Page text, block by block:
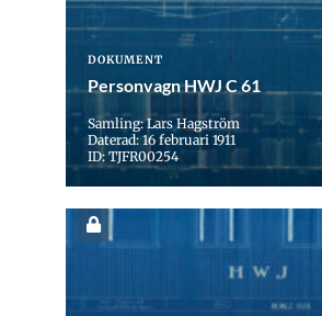
DOKUMENT
Personvagn HWJ C 61
Samling: Lars Hagström
Daterad: 16 februari 1911
ID: TJFR00254